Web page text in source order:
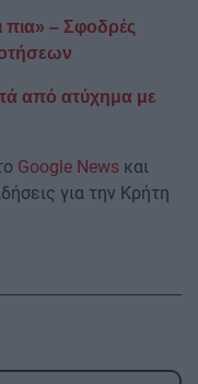
πια» – Σφοδρές
από ατύχημα με
Google News και
για την Κρήτη